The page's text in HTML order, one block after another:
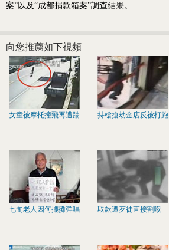
案”以及“成都捐款箱案”調查結果。
向您推薦如下視頻
女童被摩托撞飛再遭踹 持槍搶劫金店反被打跑
七旬老人因何擺攤彈唱 取款遭歹徒直接割喉